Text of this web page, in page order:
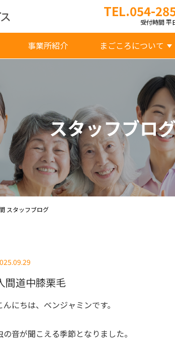
TEL.054-
受付時間 平
事業所紹介 まごころについて
スタッフブロ
スタッフブログ
間道中膝栗毛
んにちは、ベンジャミンです。
の音が聞こえる季節となりました。